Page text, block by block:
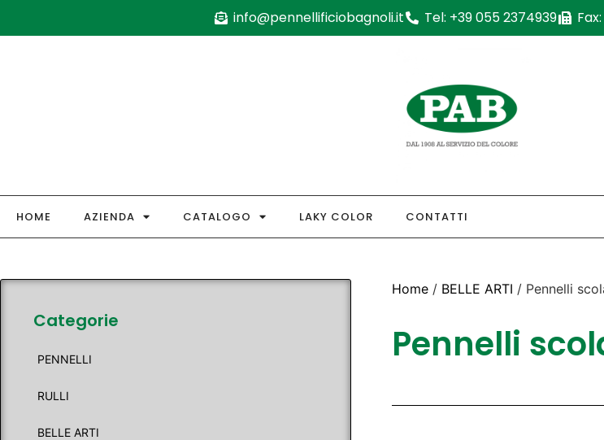
info@pennellificiobagnoli.it Tel: +39 055 2374939
HOME AZIENDA CATALOGO LAKY COLOR CONTATTI
Categorie
PENNELLI
RULLI
BELLE ARTI
Home/ BELLE ARTI / Pennelli
Pennelli